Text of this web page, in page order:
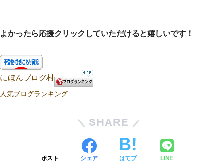
よかったら応援クリックしていただけると嬉しいです！
にほんブログ村
人気ブログランキング
SHARE
ポスト シェア はてブ LINE